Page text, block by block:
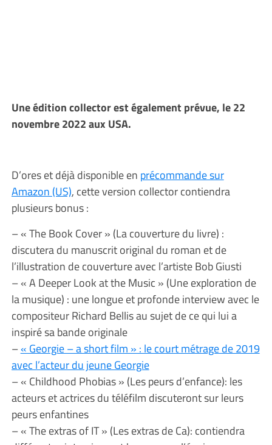
Une édition collector est également prévue, le 22
novembre 2022 aux USA.
D’ores et déjà disponible en précommande sur
Amazon (US), cette version collector contiendra
plusieurs bonus :
– « The Book Cover » (La couverture du livre) :
discutera du manuscrit original du roman et de
l’illustration de couverture avec l’artiste Bob Giusti
– « A Deeper Look at the Music » (Une exploration de
la musique) : une longue et profonde interview avec le
compositeur Richard Bellis au sujet de ce qui lui a
inspiré sa bande originale
–« Georgie – a short film » : le court métrage de 2019
avec l’acteur du jeune Georgie
– « Childhood Phobias » (Les peurs d’enfance): les
acteurs et actrices du téléfilm discuteront sur leurs
peurs enfantines
– « The extras of IT » (Les extras de Ca): contiendra